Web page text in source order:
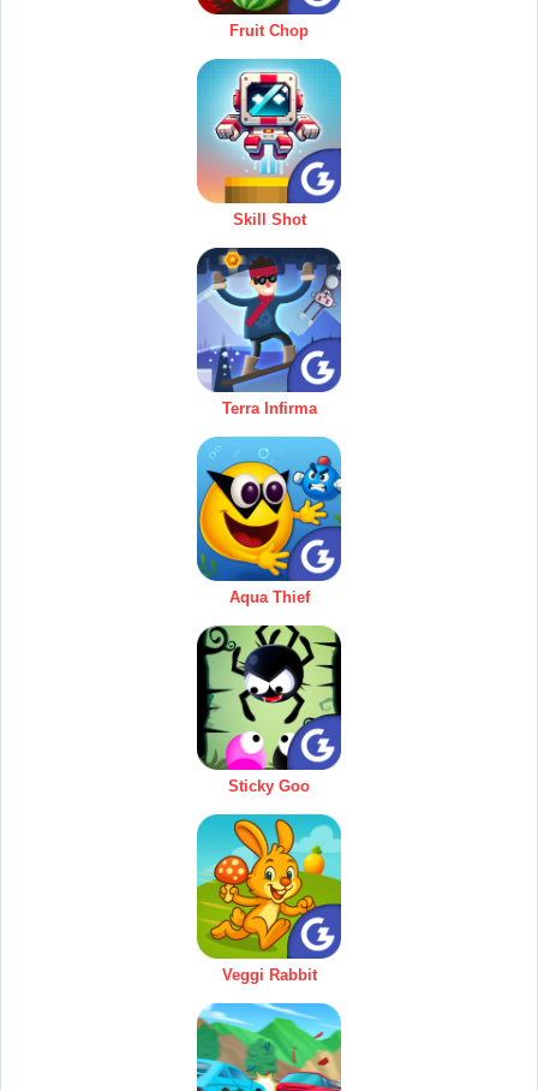
Fruit Chop
Skill Shot
Terra Infirma
Aqua Thief
Sticky Goo
Veggi Rabbit